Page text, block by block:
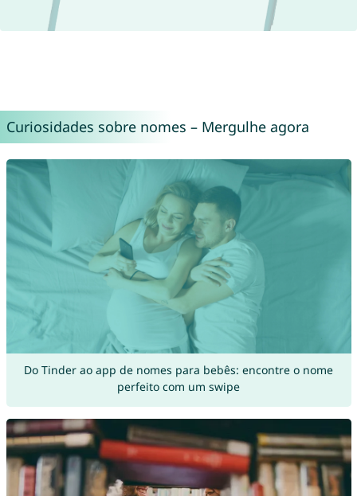
Curiosidades sobre nomes – Mergulhe agora
Do Tinder ao app de nomes para bebês: encontre o nome
perfeito com um swipe